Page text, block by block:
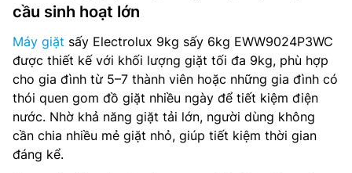
cầu sinh hoạt lớn
Máy giặt sấy Electrolux 9kg sấy 6kg EWW9024P3WC
được thiết kế với khối lượng giặt tối đa 9kg, phù hợp
cho gia đình từ 5–7 thành viên hoặc những gia đình có
thói quen gom đồ giặt nhiều ngày để tiết kiệm điện
nước. Nhờ khả năng giặt tải lớn, người dùng không
cần chia nhiều mẻ giặt nhỏ, giúp tiết kiệm thời gian
đáng kể.